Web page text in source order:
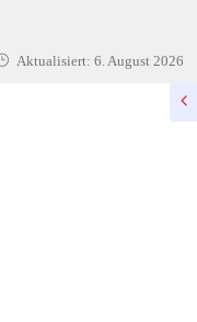
Aktualisiert: 6. August 2026